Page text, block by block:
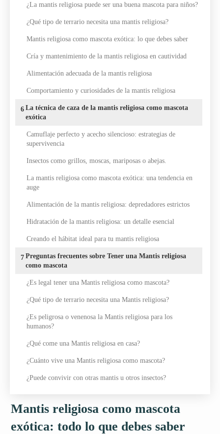
¿La mantis religiosa puede ser una buena mascota para niños?
¿Qué tipo de terrario necesita una mantis religiosa?
Mantis religiosa como mascota exótica: lo que debes saber
Cría y mantenimiento de la mantis religiosa en cautividad
Alimentación adecuada de la mantis religiosa
Comportamiento y curiosidades de la mantis religiosa
6 La técnica de caza de la mantis religiosa como mascota
exótica
Camuflaje perfecto y acecho silencioso: estrategias de
supervivencia
Insectos como grillos, moscas, mariposas o abejas.
La mantis religiosa como mascota exótica: una tendencia en
auge
Alimentación de la mantis religiosa: depredadores estrictos
Hidratación de la mantis religiosa: un detalle esencial
Creando el hábitat ideal para tu mantis religiosa
7 Preguntas frecuentes sobre Tener una Mantis religiosa
como mascota
¿Es legal tener una Mantis religiosa como mascota?
¿Qué tipo de terrario necesita una Mantis religiosa?
¿Es peligrosa o venenosa la Mantis religiosa para los
humanos?
¿Qué come una Mantis religiosa en casa?
¿Cuánto vive una Mantis religiosa como mascota?
¿Puede convivir con otras mantis u otros insectos?
Mantis religiosa como mascota
exótica: todo lo que debes saber